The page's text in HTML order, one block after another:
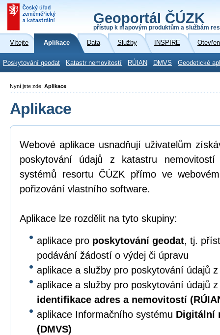
Geoportál ČÚZK
přístup k mapovým produktům a službám
Vítejte Aplikace Data Služby INSPIRE
Poskytování geodat Katastr nemovitostí RÚIAN DMVS Geodetické
Nyní jste zde: Aplikace
Aplikace
Webové aplikace usnadňují uživatelům
poskytování údajů z katastru
systémů resortu ČÚZK přímo ve
pořizování vlastního software.
Aplikace lze rozdělit na tyto skupiny:
aplikace pro poskytování geodat, tj.
podávání žádostí o výdej či úpravu
aplikace a služby pro poskytování údajů
aplikace a služby pro poskytování údajů
identifikace adres a nemovitostí
aplikace Informačního systému Digitální
(DMVS)